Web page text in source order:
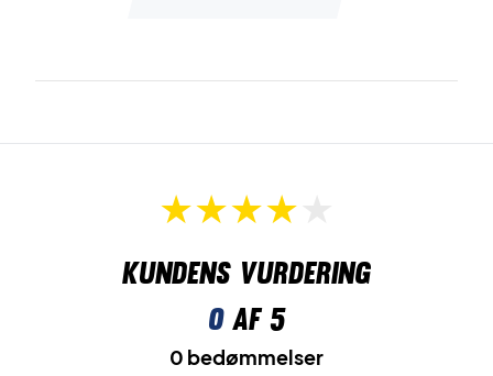
Kundens vurdering
0af 5
0 bedømmelser